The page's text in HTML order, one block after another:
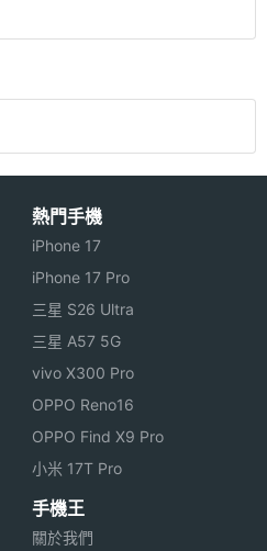
熱門手機
iPhone 17
iPhone 17 Pro
三星 S26 Ultra
三星 A57 5G
vivo X300 Pro
OPPO Reno16
OPPO Find X9 Pro
小米 17T Pro
手機王
關於我們